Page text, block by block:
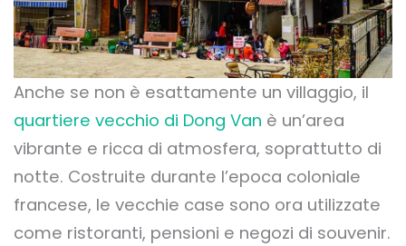
Anche se non è esattamente un villaggio, il
quartiere vecchio di Dong Van è un’area
vibrante e ricca di atmosfera, soprattutto di
notte. Costruite durante l’epoca coloniale
francese, le vecchie case sono ora utilizzate
come ristoranti, pensioni e negozi di souvenir.